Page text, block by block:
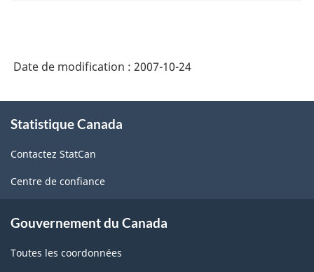
Date de modification : 2007-10-24
propos
ce
site
Statistique Canada
Contactez StatCan
Centre de confiance
Gouvernement du Canada
Toutes les coordonnées